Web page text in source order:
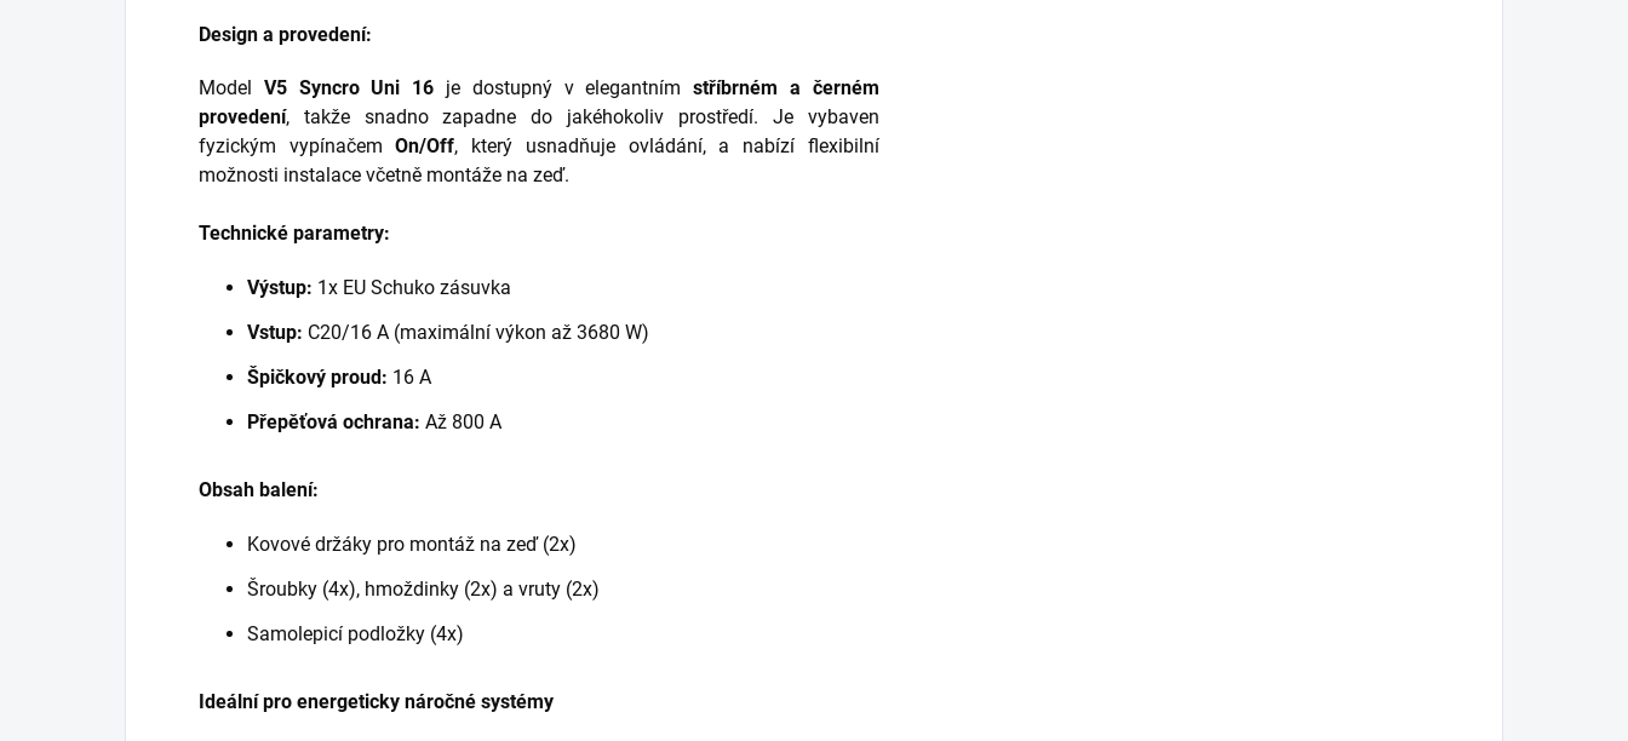
Design a provedení:
Model V5 Syncro Uni 16 je dostupný v elegantnímstříbrném a černém
provedení, takže snadno zapadne do jakéhokoliv prostředí. Je vybaven
fyzickým vypínačemOn/Off, který usnadňuje ovládání, a nabízí flexibilní
možnosti instalace včetně montáže na zeď.
Technické parametry:
Výstup: 1x EU Schuko zásuvka
Vstup: C20/16 A (maximální výkon až 3680 W)
Špičkový proud: 16 A
Přepěťová ochrana: Až 800 A
Obsah balení:
Kovové držáky pro montáž na zeď (2x)
Šroubky (4x), hmoždinky (2x) a vruty (2x)
Samolepicí podložky (4x)
Ideální pro energeticky náročné systémy